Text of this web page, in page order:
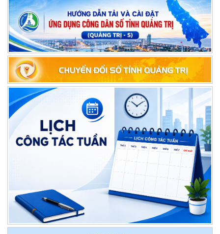
LỊCH CÔNG TÁC CỦA LÃNH ĐẠO SỞ NỘI VỤ, TỪ NGÀY 10/8 ĐẾN
NGÀY 16/8/2026
LỊCH CÔNG TÁC CỦA LÃNH ĐẠO SỞ NỘI VỤ, TỪ NGÀY 03/8 ĐẾN